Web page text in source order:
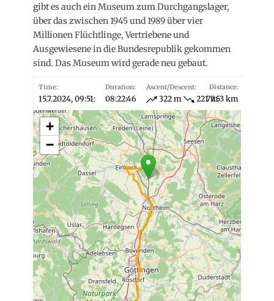
gibt es auch ein Museum zum Durchgangslager,
über das zwischen 1945 und 1989 über vier
Millionen Flüchtlinge, Vertriebene und
Ausgewiesene in die Bundesrepublik gekommen
sind. Das Museum wird gerade neu gebaut.
Time:
15.7.2024, 09:51:
Duration:
08:22:46
Ascent/Descent:
322 m 221 m
Distance:
77.53 km
+
−